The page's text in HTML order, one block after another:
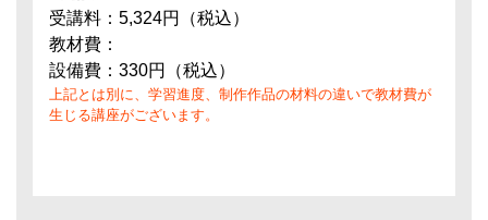
受講料：5,324円（税込）
教材費：
設備費：330円（税込）
上記とは別に、学習進度、制作作品の材料の違いで教材費が
生じる講座がございます。